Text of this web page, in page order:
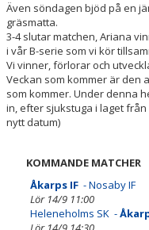
Även söndagen bjöd på en
gräsmatta.
3-4 slutar matchen, Ariana
i vår B-serie som vi kör
Vi vinner, förlorar och
Veckan som kommer är den
som kommer. Under denna
in, efter sjukstuga i laget
nytt datum)
KOMMANDE MATCHER
Åkarps IF - Nosaby IF
Lör 14/9 11:00
Heleneholms SK -